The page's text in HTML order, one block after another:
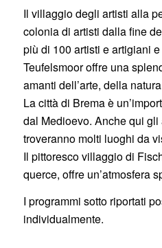
Il villaggio degli artisti alla
colonia di artisti dalla fine
più di 100 artisti e artigiani
Teufelsmoor offre una
amanti dell’arte, della
La città di Brema è
dal Medioevo. Anche qui gli
troveranno molti luoghi da
Il pittoresco villaggio di
querce, offre un’atmosfera
I programmi sotto riportati
individualmente.